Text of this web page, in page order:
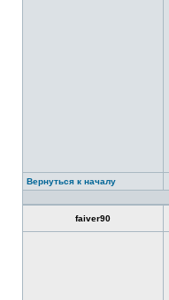
Вернуться к началу
faiver90